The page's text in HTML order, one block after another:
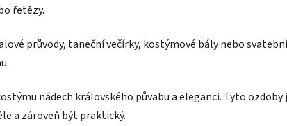
řetězy.
průvody, taneční večírky, kostýmové bály nebo
nádech královského půvabu a eleganci. Tyto
a zároveň být praktický.